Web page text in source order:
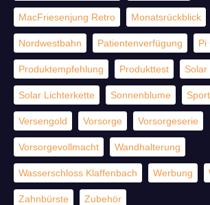
MacFriesenjung Retro Monatsrückblick
Nordwestbahn Patientenverfügung Pi
Produktempfehlung Produkttest Solar
Solar Lichterkette Sonnenblume Sport
Versengold Vorsorge Vorsorgeserie
Vorsorgevollmacht Wandhalterung
Wasserschloss Klaffenbach Werbung
Zahnbürste Zubehör